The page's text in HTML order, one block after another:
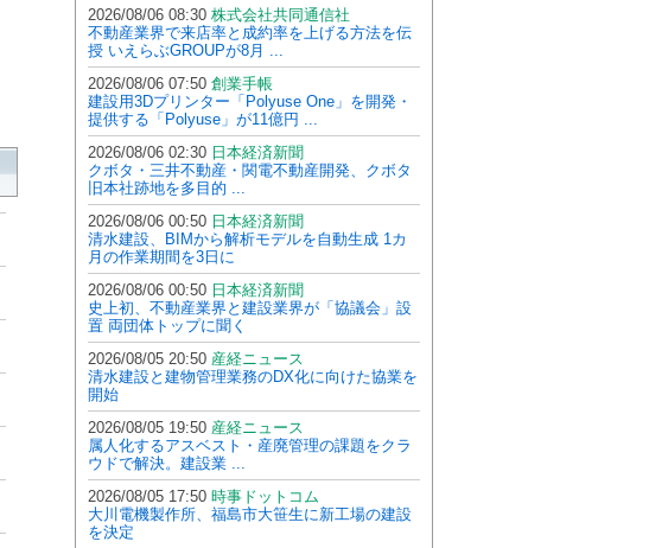
2026/08/06 08:30 株式会社共同通信社
不動産業界で来店率と成約率を上げる方法を伝
授 いえらぶGROUPが8月 ...
2026/08/06 07:50 創業手帳
建設用3Dプリンター「Polyuse One」を開発・
提供する「Polyuse」が11億円 ...
2026/08/06 02:30 日本経済新聞
クボタ・三井不動産・関電不動産開発、クボタ
旧本社跡地を多目的 ...
2026/08/06 00:50 日本経済新聞
清水建設、BIMから解析モデルを自動生成 1カ
月の作業期間を3日に
2026/08/06 00:50 日本経済新聞
史上初、不動産業界と建設業界が「協議会」設
置 両団体トップに聞く
2026/08/05 20:50 産経ニュース
清水建設と建物管理業務のDX化に向けた協業を
開始
2026/08/05 19:50 産経ニュース
属人化するアスベスト・産廃管理の課題をクラ
ウドで解決。建設業 ...
2026/08/05 17:50 時事ドットコム
大川電機製作所、福島市大笹生に新工場の建設
を決定